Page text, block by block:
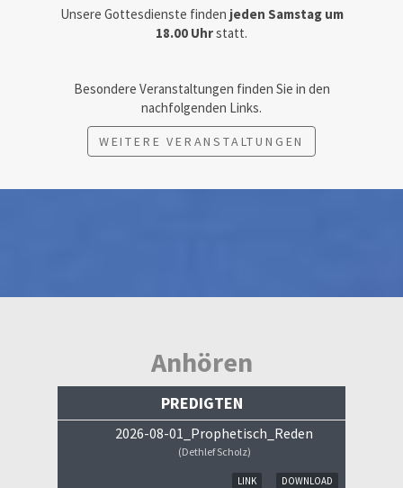
Unsere Gottesdienste finden jeden Samstag um
18.00 Uhrstatt.
Besondere Veranstaltungen finden Sie in den
nachfolgenden Links.
WEITERE VERANSTALTUNGEN
Anhören
PREDIGTEN
2026-08-01_Prophetisch_Reden
(Dethlef Scholz)
DOWNLOAD
LINK